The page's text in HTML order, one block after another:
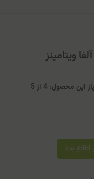
ویتامینز
این محصول: 4 از 5
بده